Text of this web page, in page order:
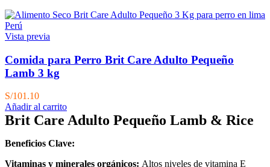
Vista previa
Comida para Perro Brit Care Adulto Pequeño
Lamb 3 kg
S/101.10
Añadir al carrito
Brit Care Adulto Pequeño Lamb & Rice
Beneficios Clave:
Vitaminas y minerales orgánicos: Altos niveles de vitamina E